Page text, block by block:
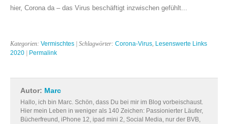
hier, Corona da – das Virus beschäftigt inzwischen gefühlt...
Kategorien: Vermischtes | Schlagwörter: Corona-Virus, Lesenswerte Links
2020
Permalink
Autor: Marc
Hallo, ich bin Marc. Schön, dass Du bei mir im Blog vorbeischaust.
Hier mein Leben in weniger als 140 Zeichen: Passionierter Läufer,
Bücherfreund, iPhone 12, ipad mini 2, Social Media, nur der BVB,